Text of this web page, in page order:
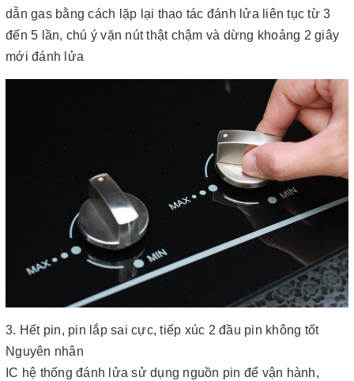
dẫn gas bằng cách lặp lại thao tác đánh lửa liên tục từ 3
đến 5 lần, chú ý vặn nút thật chậm và dừng khoảng 2 giây
mới đánh lửa
3. Hết pin, pin lắp sai cực, tiếp xúc 2 đầu pin không tốt
Nguyên nhân
IC hệ thống đánh lửa sử dụng nguồn pin để vận hành,